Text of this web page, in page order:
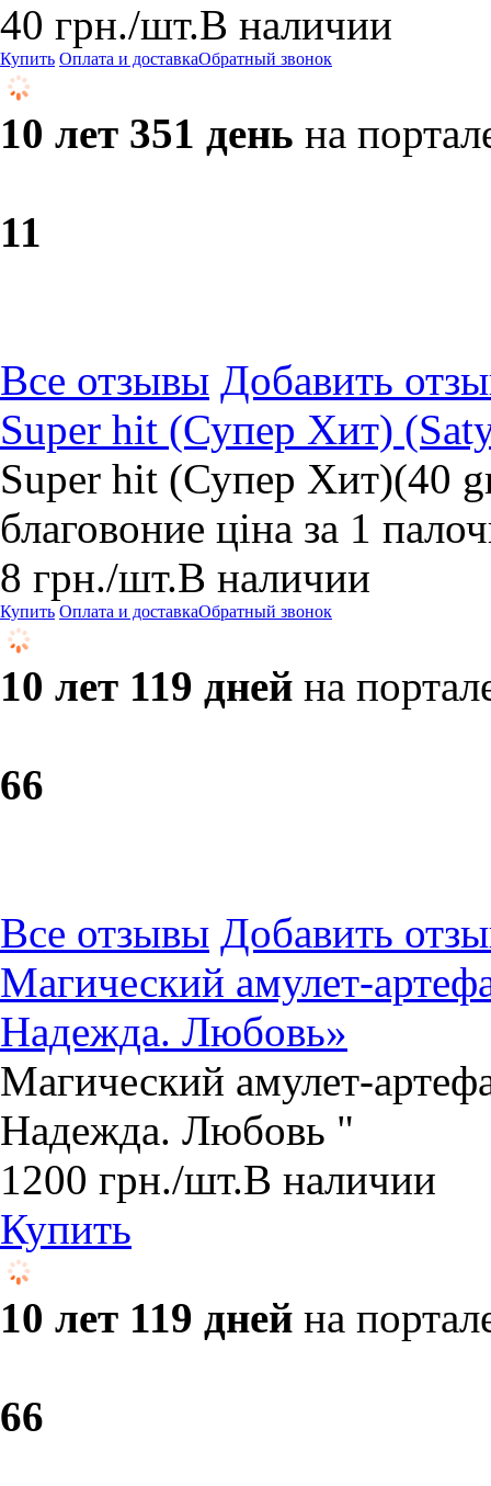
40 грн./шт.В наличии
Купить Оплата и доставкаОбратный звонок
10 лет 351 день на
11
Все отзывы Добавить
Super hit (Супер Хит)
Super hit (Супер Хит)(40
благовоние ціна за 1
8 грн./шт.В наличии
Купить Оплата и доставкаОбратный звонок
10 лет 119 дней на
66
Все отзывы Добавить
Магический амулет-
Надежда. Любовь»
Магический амулет-
Надежда. Любовь "
1200 грн./шт.В наличии
Купить
10 лет 119 дней на
66